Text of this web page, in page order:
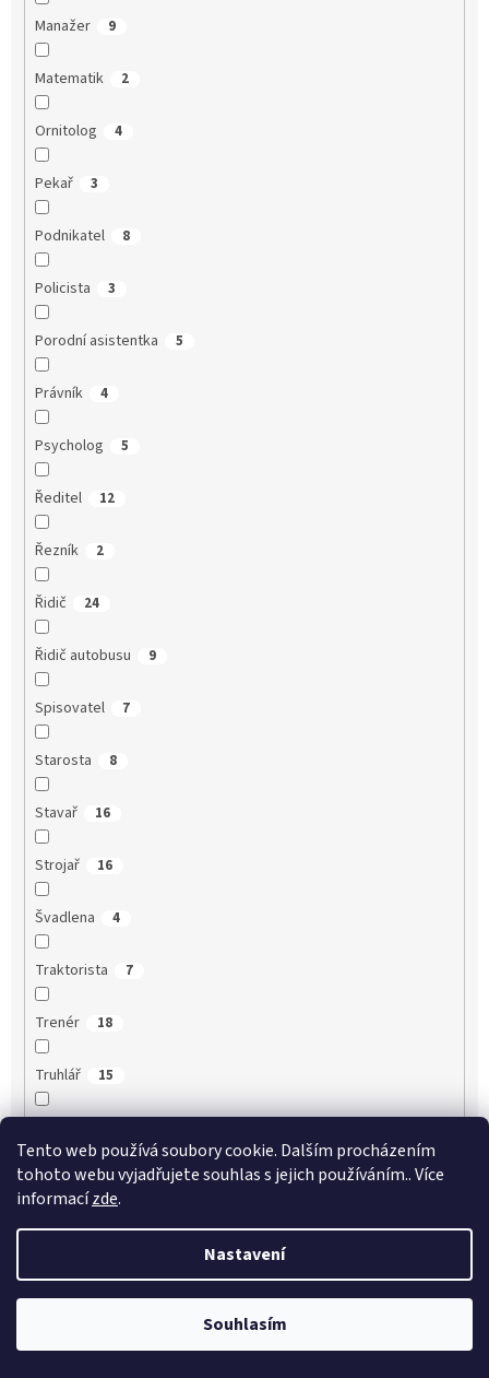
Tento web používá soubory cookie. Dalším procházením
tohoto webu vyjadřujete souhlas s jejich používáním.. Více
informacízde.
Nastavení
Souhlasím
Manažer 9
Matematik 2
Ornitolog 4
Pekař 3
Podnikatel 8
Policista 3
Porodní asistentka 5
Právník 4
Psycholog 5
Ředitel 12
Řezník 2
Řidič 24
Řidič autobusu 9
Spisovatel 7
Starosta 8
Stavař 16
Strojař 16
Švadlena 4
Traktorista 7
Trenér 18
Truhlář 15
Třídní učitelka 18
Účetní 9
Učitel 33